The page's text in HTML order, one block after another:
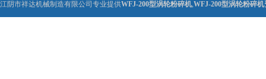
江阴市祥达机械制造有限公司专业提供WFJ-200型涡轮粉碎机,WFJ-200型涡轮粉碎机